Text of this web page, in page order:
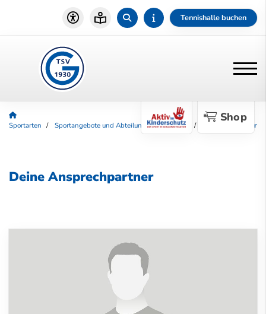
Tennishalle buchen
Shop
Sportarten Sportangebote und Abteilungen Fußball Ansprechpartner
Deine Ansprechpartner